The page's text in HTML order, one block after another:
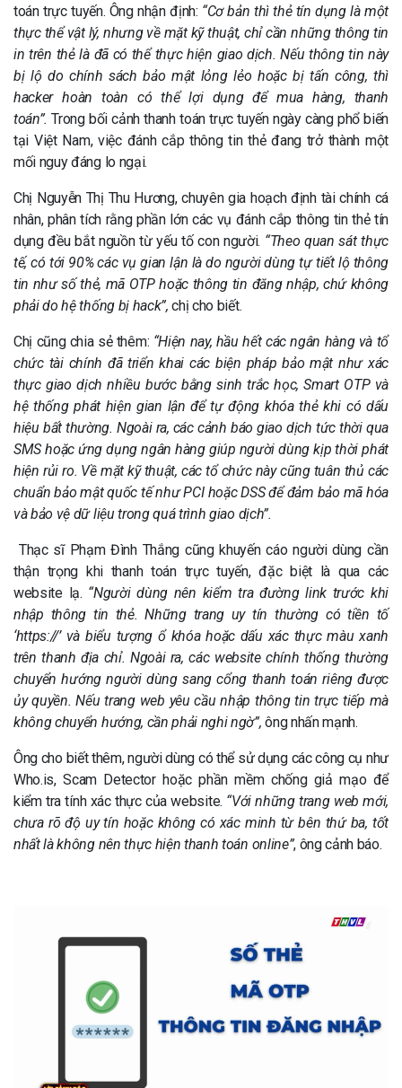
toán trực tuyến. Ông nhận định: “Cơ bản thì thẻ tín dụng là một
thực thể vật lý, nhưng về mặt kỹ thuật, chỉ cần những thông tin
in trên thẻ là đã có thể thực hiện giao dịch. Nếu thông tin này
bị lộ do chính sách bảo mật lỏng lẻo hoặc bị tấn công, thì
hacker hoàn toàn có thể lợi dụng để mua hàng, thanh
toán”. Trong bối cảnh thanh toán trực tuyến ngày càng phổ biến
tại Việt Nam, việc đánh cắp thông tin thẻ đang trở thành một
mối nguy đáng lo ngại.
Chị Nguyễn Thị Thu Hương, chuyên gia hoạch định tài chính cá
nhân, phân tích rằng phần lớn các vụ đánh cắp thông tin thẻ tín
dụng đều bắt nguồn từ yếu tố con người. “Theo quan sát thực
tế, có tới 90% các vụ gian lận là do người dùng tự tiết lộ thông
tin như số thẻ, mã OTP hoặc thông tin đăng nhập, chứ không
phải do hệ thống bị hack”,chị cho biết.
Chị cũng chia sẻ thêm: “Hiện nay, hầu hết các ngân hàng và tổ
chức tài chính đã triển khai các biện pháp bảo mật như xác
thực giao dịch nhiều bước bằng sinh trắc học, Smart OTP và
hệ thống phát hiện gian lận để tự động khóa thẻ khi có dấu
hiệu bất thường. Ngoài ra, các cảnh báo giao dịch tức thời qua
SMS hoặc ứng dụng ngân hàng giúp người dùng kịp thời phát
hiện rủi ro. Về mặt kỹ thuật, các tổ chức này cũng tuân thủ các
chuẩn bảo mật quốc tế như PCI hoặc DSS để đảm bảo mã hóa
và bảo vệ dữ liệu trong quá trình giao dịch”.
Thạc sĩ Phạm Đình Thắng cũng khuyến cáo người dùng cần
thận trọng khi thanh toán trực tuyến, đặc biệt là qua các
website lạ. “Người dùng nên kiểm tra đường link trước khi
nhập thông tin thẻ. Những trang uy tín thường có tiền tố
‘https://’ và biểu tượng ổ khóa hoặc dấu xác thực màu xanh
trên thanh địa chỉ. Ngoài ra, các website chính thống thường
chuyển hướng người dùng sang cổng thanh toán riêng được
ủy quyền. Nếu trang web yêu cầu nhập thông tin trực tiếp mà
không chuyển hướng, cần phải nghi ngờ”,ông nhấn mạnh.
Ông cho biết thêm, người dùng có thể sử dụng các công cụ như
Who.is, Scam Detector hoặc phần mềm chống giả mạo để
kiểm tra tính xác thực của website. “Với những trang web mới,
chưa rõ độ uy tín hoặc không có xác minh từ bên thứ ba, tốt
nhất là không nên thực hiện thanh toán online”, ông cảnh báo.